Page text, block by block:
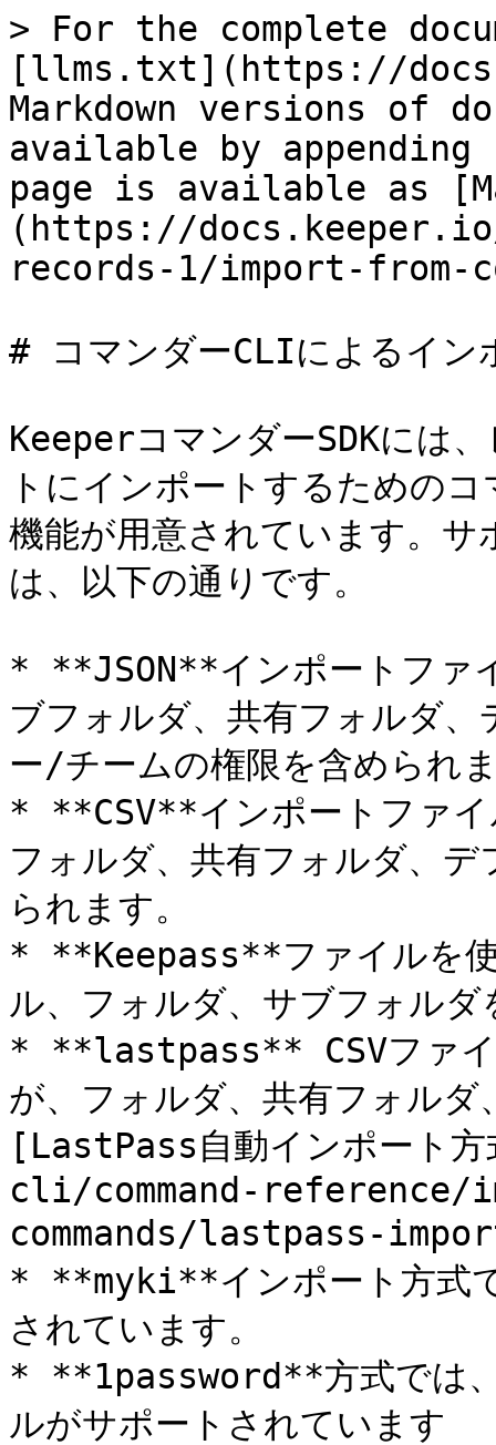
> For the complete
[llms.txt](https://
Markdown versions of
available by
page is available as
(https://
records-1/import-from-
# コマンダーCLIによるイン
KeeperコマンダーSDKには
トにインポートするための
機能が用意されています。
は、以下の通りです。
* **JSON**インポートファ
ブフォルダ、共有フォルダ
ー/チームの権限を含められ
* **CSV**インポートファイ
フォルダ、共有フォルダ、
られます。
* **Keepass**ファイルを使
ル、フォルダ、サブフォルダ
* **lastpass** CSVファイ
が、フォルダ、共有フォル
[LastPass自動インポート
cli/command-
commands/lastpass-
* **myki**インポート方式
されています。
* **1password**方式では、
ルがサポートされています